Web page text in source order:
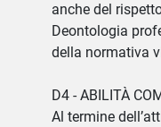
anche del
Deontologia
della normativa
D4 - ABILITÀ
Al termine